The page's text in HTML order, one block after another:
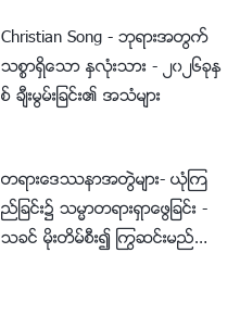
Christian Song - ဘုရားအတြက္
သစၥာရွိေသာ ႏွလုံးသား - ၂၀၂၆ခုႏွ
စ္ ခ်ီးမြမ္းျခင္း၏ အသံမ်ား
တရားေဒႆနာအတြဲမ်ား- ယုံၾက
ည္ျခင္း၌ သမၼာတရားရွာေဖြျခင္း -
သခင္ မိုးတိမ္စီး၍ ႂကြဆင္းမည္ကို